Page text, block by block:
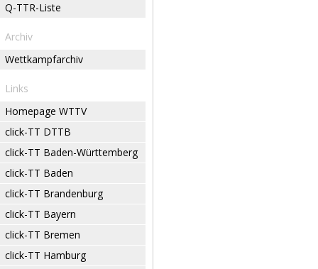
Q-TTR-Liste
Archiv
Wettkampfarchiv
Links
Homepage WTTV
click-TT DTTB
click-TT Baden-Württemberg
click-TT Baden
click-TT Brandenburg
click-TT Bayern
click-TT Bremen
click-TT Hamburg